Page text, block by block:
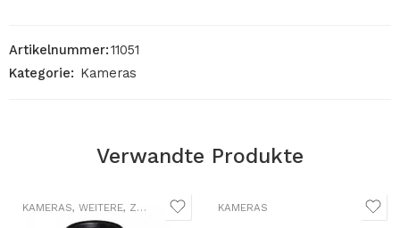
Artikelnummer:11051
Kategorie: Kameras
Verwandte Produkte
KAMERAS, WEITERE, ZUBEHÖR KAMERAS